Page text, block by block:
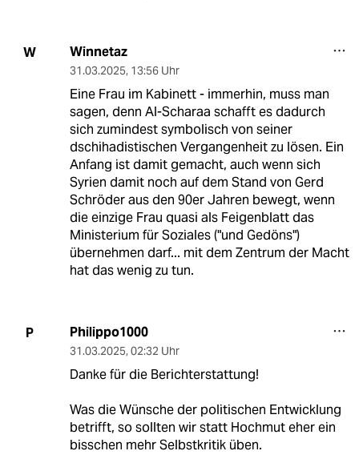
W Winnetaz
31.03.2025, 13:56 Uhr
Eine Frau im Kabinett - immerhin, muss man
sagen, denn Al-Scharaa schafft es dadurch
sich zumindest symbolisch von seiner
dschihadistischen Vergangenheit zu lösen. Ein
Anfang ist damit gemacht, auch wenn sich
Syrien damit noch auf dem Stand von Gerd
Schröder aus den 90er Jahren bewegt, wenn
die einzige Frau quasi als Feigenblatt das
Ministerium für Soziales ("und Gedöns")
übernehmen darf... mit dem Zentrum der Macht
hat das wenig zu tun.
P Philippo1000
31.03.2025, 02:32 Uhr
Danke für die Berichterstattung!
Was die Wünsche der politischen Entwicklung
betrifft, so sollten wir statt Hochmut eher ein
bisschen mehr Selbstkritik üben.